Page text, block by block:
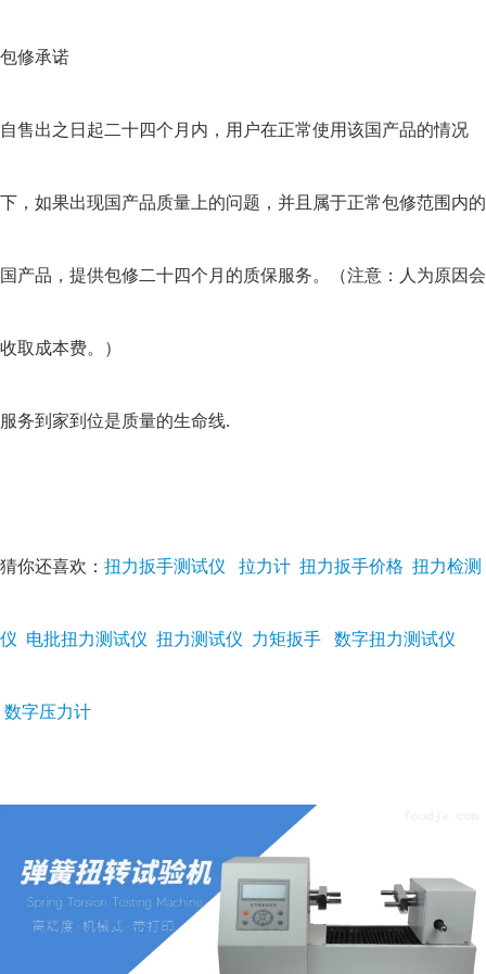
包修承诺
自售出之日起二十四个月内，用户在正常使用该国产品的情况
下，如果出现国产品质量上的问题，并且属于正常包修范围内的
国产品，提供包修二十四个月的质保服务。（注意：人为原因会
收取成本费。）
服务到家到位是质量的生命线.
猜你还喜欢： 扭力扳手测试仪 拉力计 扭力扳手价格 扭力检测
仪 电批扭力测试仪 扭力测试仪 力矩扳手 数字扭力测试仪
数字压力计